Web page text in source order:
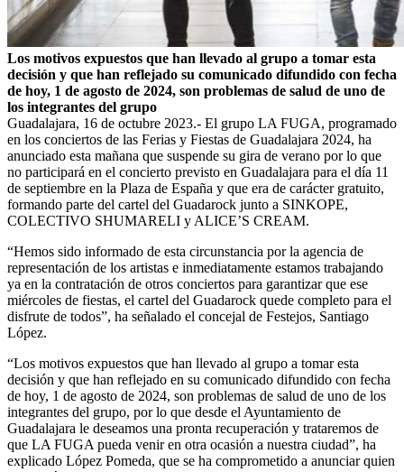
Los motivos expuestos que han llevado al grupo a tomar esta
decisión y que han reflejado su comunicado difundido con fecha
de hoy, 1 de agosto de 2024, son problemas de salud de uno de
los integrantes del grupo
Guadalajara, 16 de octubre 2023.- El grupo LA FUGA, programado
en los conciertos de las Ferias y Fiestas de Guadalajara 2024, ha
anunciado esta mañana que suspende su gira de verano por lo que
no participará en el concierto previsto en Guadalajara para el día 11
de septiembre en la Plaza de España y que era de carácter gratuito,
formando parte del cartel del Guadarock junto a SINKOPE,
COLECTIVO SHUMARELI y ALICE’S CREAM.
“Hemos sido informado de esta circunstancia por la agencia de
representación de los artistas e inmediatamente estamos trabajando
ya en la contratación de otros conciertos para garantizar que ese
miércoles de fiestas, el cartel del Guadarock quede completo para el
disfrute de todos”, ha señalado el concejal de Festejos, Santiago
López.
“Los motivos expuestos que han llevado al grupo a tomar esta
decisión y que han reflejado en su comunicado difundido con fecha
de hoy, 1 de agosto de 2024, son problemas de salud de uno de los
integrantes del grupo, por lo que desde el Ayuntamiento de
Guadalajara le deseamos una pronta recuperación y trataremos de
que LA FUGA pueda venir en otra ocasión a nuestra ciudad”, ha
explicado López Pomeda, que se ha comprometido a anunciar quien